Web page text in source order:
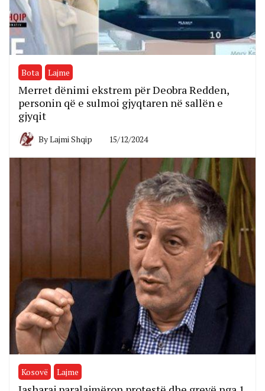
Bota Lajme
Merret dënimi ekstrem për Deobra Redden,
personin që e sulmoi gjyqtaren në sallën e
gjyqit
ByLajmi Shqip 15/12/2024
Kosovë Lajme